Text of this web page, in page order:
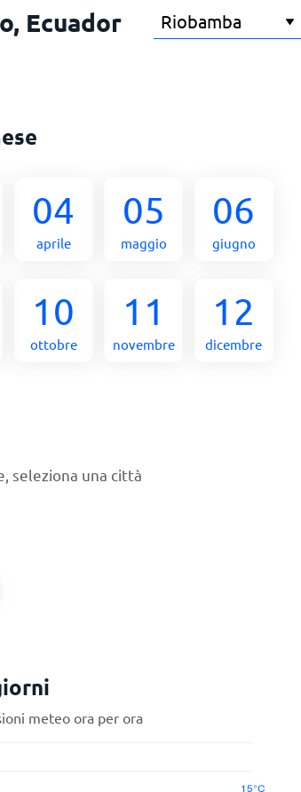
Ecuador
04
aprile
05
maggio
06
giugno
10
ottobre
11
novembre
12
dicembre
seleziona una città
meteo ora per ora